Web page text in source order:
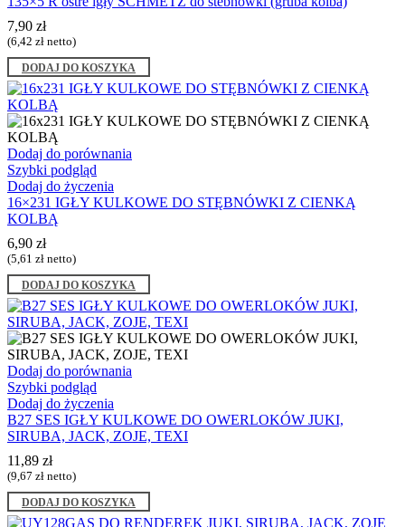
7,90 zł
(6,42 zł netto)
DODAJ DO KOSZYKA
Dodaj do porównania
Szybki podgląd
Dodaj do życzenia
16×231 IGŁY KULKOWE DO STĘBNÓWKI Z CIENKĄ
KOLBĄ
6,90 zł
(5,61 zł netto)
DODAJ DO KOSZYKA
Dodaj do porównania
Szybki podgląd
Dodaj do życzenia
B27 SES IGŁY KULKOWE DO OWERLOKÓW JUKI,
SIRUBA, JACK, ZOJE, TEXI
11,89 zł
(9,67 zł netto)
DODAJ DO KOSZYKA